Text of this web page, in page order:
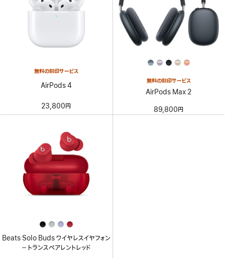
無料の刻印サービス
AirPods 4
23,800円
無料の刻印サービス
AirPods Max 2
89,800円
Beats Solo Buds ワイヤレスイヤフォン
– トランスペアレントレッド